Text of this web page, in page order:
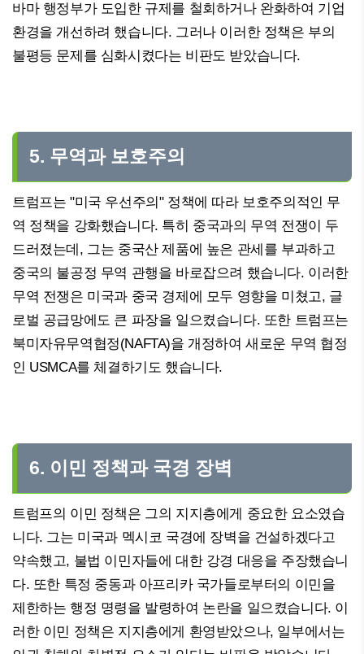
바마 행정부가 도입한 규제를 철회하거나 완화하여 기업
환경을 개선하려 했습니다. 그러나 이러한 정책은 부의
불평등 문제를 심화시켰다는 비판도 받았습니다.
5. 무역과 보호주의
트럼프는 "미국 우선주의" 정책에 따라 보호주의적인 무
역 정책을 강화했습니다. 특히 중국과의 무역 전쟁이 두
드러졌는데, 그는 중국산 제품에 높은 관세를 부과하고
중국의 불공정 무역 관행을 바로잡으려 했습니다. 이러한
무역 전쟁은 미국과 중국 경제에 모두 영향을 미쳤고, 글
로벌 공급망에도 큰 파장을 일으켰습니다. 또한 트럼프는
북미자유무역협정(NAFTA)을 개정하여 새로운 무역 협정
인 USMCA를 체결하기도 했습니다.
6. 이민 정책과 국경 장벽
트럼프의 이민 정책은 그의 지지층에게 중요한 요소였습
니다. 그는 미국과 멕시코 국경에 장벽을 건설하겠다고
약속했고, 불법 이민자들에 대한 강경 대응을 주장했습니
다. 또한 특정 중동과 아프리카 국가들로부터의 이민을
제한하는 행정 명령을 발령하여 논란을 일으켰습니다. 이
러한 이민 정책은 지지층에게 환영받았으나, 일부에서는